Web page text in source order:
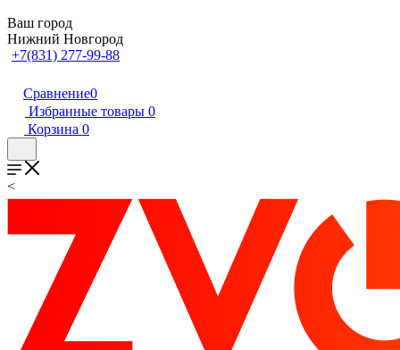
Ваш город
Нижний Новгород
+7(831) 277-99-88
Сравнение0
Избранные товары 0
Корзина 0
<